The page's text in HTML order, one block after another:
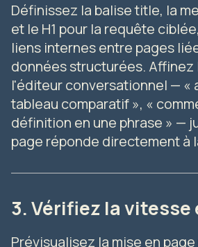
Définissez la balise title, la
et le H1 pour la requête
liens internes entre pages
données structurées. Affinez
l'éditeur conversationnel — «
tableau comparatif », «
définition en une phrase » —
page réponde directement à
3. Vérifiez la vitesse
Prévisualisez la mise en